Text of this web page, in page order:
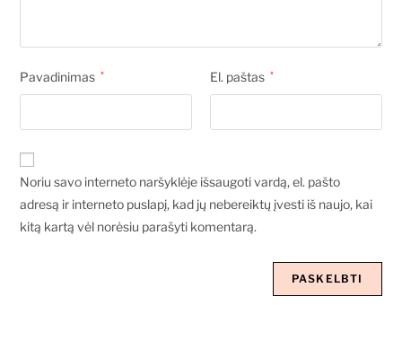
Pavadinimas * El. paštas *
Noriu savo interneto naršyklėje išsaugoti vardą, el. pašto
adresą ir interneto puslapį, kad jų nebereiktų įvesti iš naujo, kai
kitą kartą vėl norėsiu parašyti komentarą.